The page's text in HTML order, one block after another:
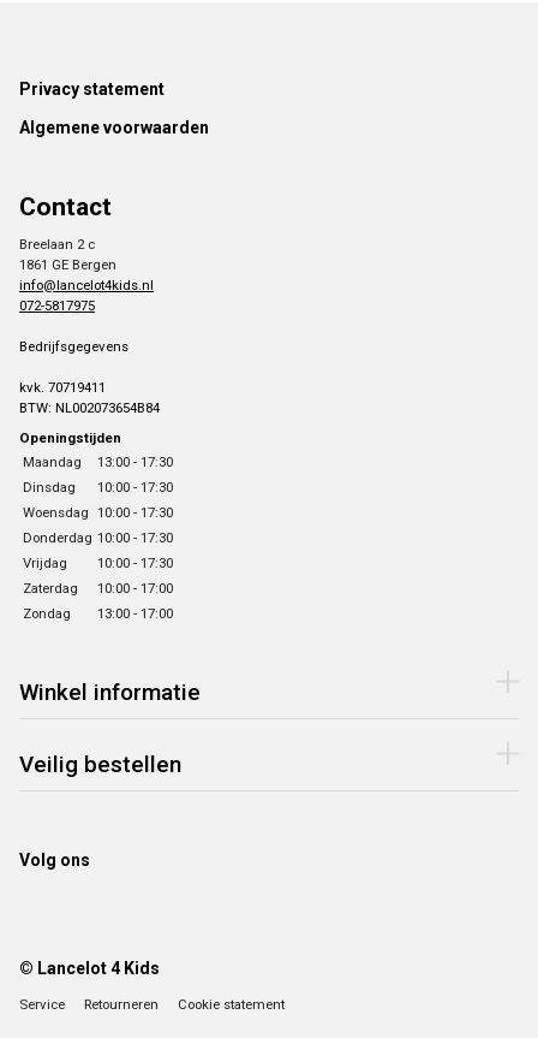
Footer
Privacy statement
Algemene voorwaarden
Contact
Breelaan 2 c
1861 GE Bergen
info@lancelot4kids.nl
072-5817975
Bedrijfsgegevens
kvk. 70719411
BTW: NL002073654B84
Openingstijden
Maandag
13:00 - 17:30
Dinsdag
10:00 - 17:30
Woensdag 10:00 - 17:30
Donderdag 10:00 - 17:30
Vrijdag
10:00 - 17:30
Zaterdag
10:00 - 17:00
Zondag
13:00 - 17:00
Winkel informatie
Veilig bestellen
Volg ons
© Lancelot 4 Kids
Service Retourneren Cookie statement